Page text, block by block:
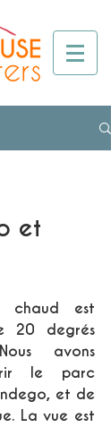
et
chaud est
20 degrés
avons
le parc
et de
La vue est